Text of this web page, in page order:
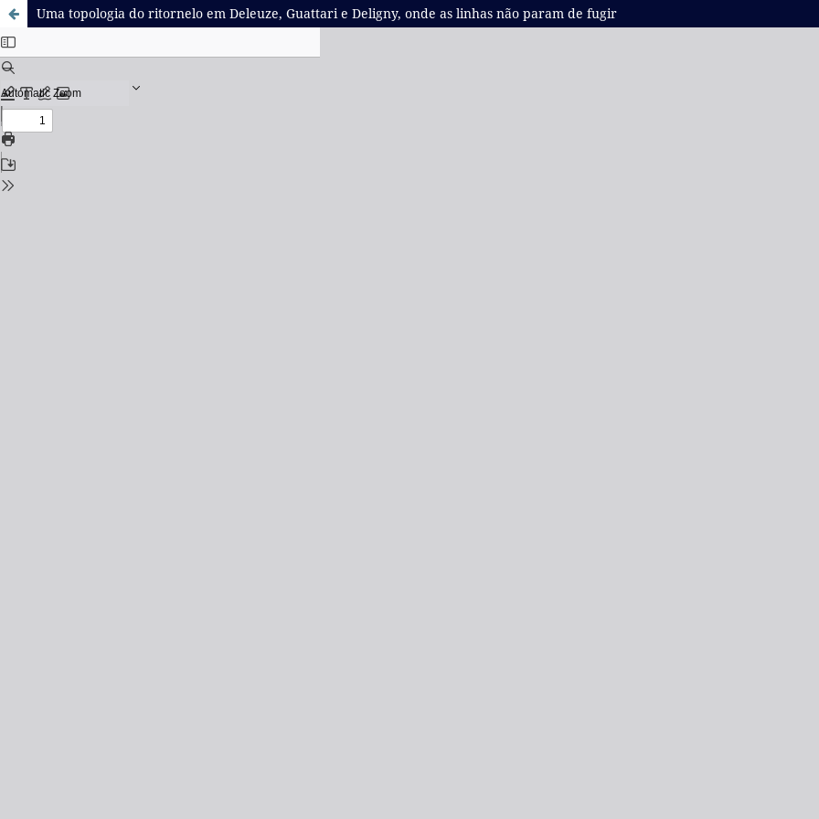
Uma topologia do ritornelo em Deleuze, Guattari e Deligny, onde as linhas não param de fugir